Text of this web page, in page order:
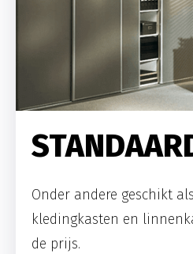
Onder andere geschikt
kledingkasten en
de prijs.